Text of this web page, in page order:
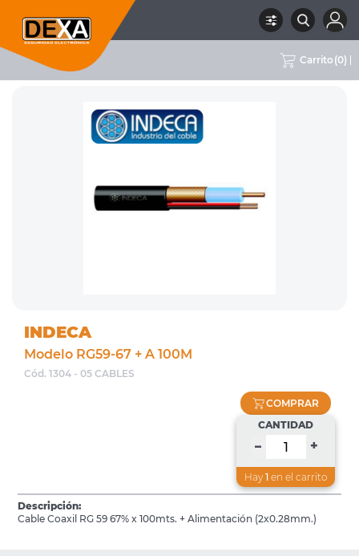
Carrito (0)
RUBRO 05 CABLES
INDECA
Modelo RG59-67 + A 100M
Cód. 1304 - 05 CABLES
COMPRAR
CANTIDAD
– +
Hay 1 en el carrito
Descripción:
Cable Coaxil RG 59 67% x 100mts. + Alimentación (2x0.28mm.)